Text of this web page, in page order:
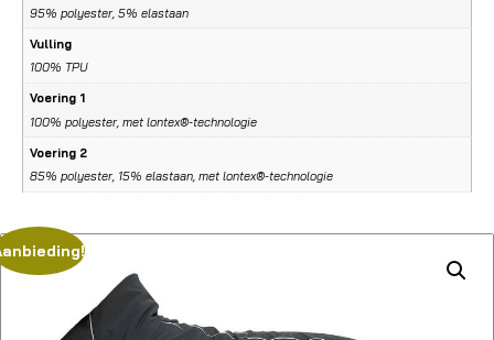
95% polyester, 5% elastaan
Vulling
100% TPU
Voering 1
100% polyester, met lontex®-technologie
Voering 2
85% polyester, 15% elastaan, met lontex®-technologie